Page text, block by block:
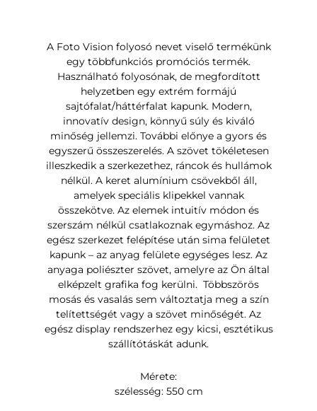
A Foto Vision folyosó nevet viselő termékünk
egy többfunkciós promóciós termék.
Használható folyosónak, de megfordított
helyzetben egy extrém formájú
sajtófalat/háttérfalat kapunk. Modern,
innovatív design, könnyű súly és kiváló
minőség jellemzi. További előnye a gyors és
egyszerű összeszerelés. A szövet tökéletesen
illeszkedik a szerkezethez, ráncok és hullámok
nélkül. A keret alumínium csövekből áll,
amelyek speciális klipekkel vannak
összekötve. Az elemek intuitív módon és
szerszám nélkül csatlakoznak egymáshoz. Az
egész szerkezet felépítése után sima felületet
kapunk – az anyag felülete egységes lesz. Az
anyaga poliészter szövet, amelyre az Ön által
elképzelt grafika fog kerülni. Többszörös
mosás és vasalás sem változtatja meg a szín
telítettségét vagy a szövet minőségét. Az
egész display rendszerhez egy kicsi, esztétikus
szállítótáskát adunk.
Mérete:
szélesség: 550 cm